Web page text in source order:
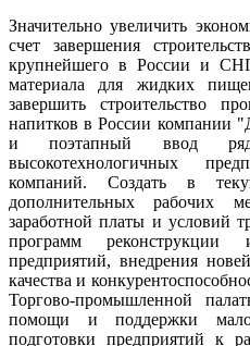
Значительно увеличить
счет завершения
крупнейшего в России и СНГ
материала для жидких
завершить строительство
напитков в России компании
и поэтапный ввод
высокотехнологичных
компаний. Создать в
дополнительных рабочих
заработной платы и условий
программ реконструкции
предприятий, внедрения
качества и
Торгово-промышленной
помощи и поддержки
подготовки предприятий к